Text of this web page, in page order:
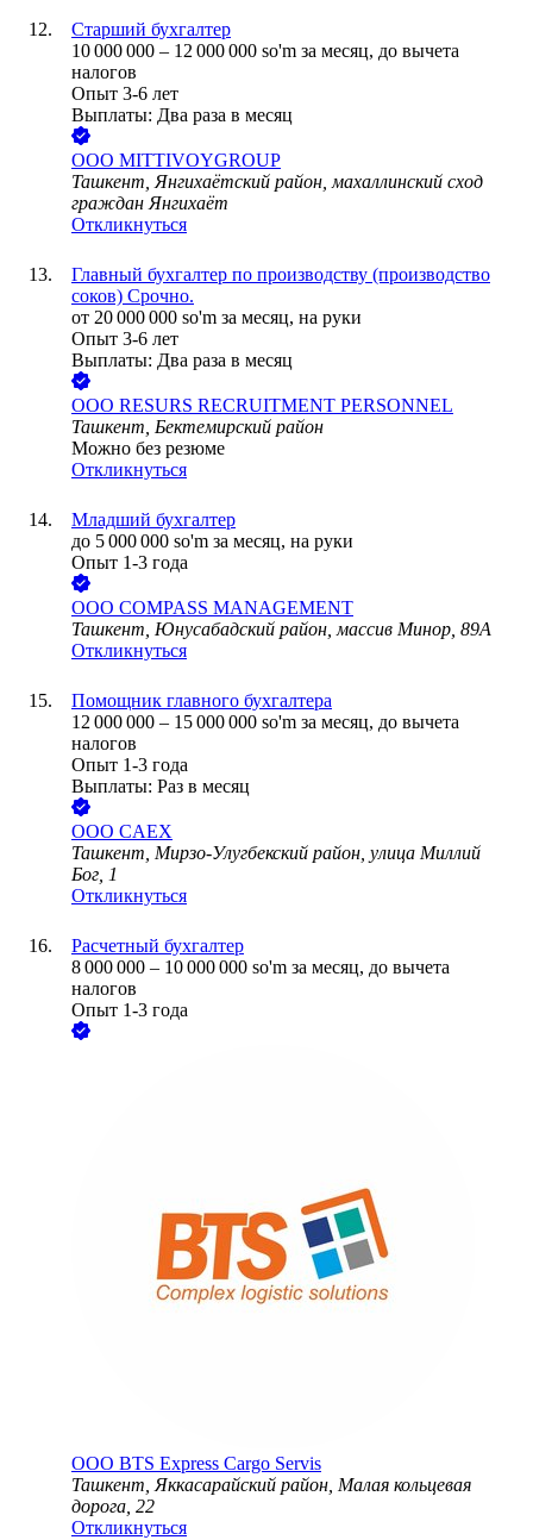
Старший бухгалтер
10 000 000 – 12 000 000 so'm за месяц, до вычета
налогов
Опыт 3-6 лет
Выплаты: Два раза в месяц
ООО MITTIVOYGROUP
Ташкент, Янгихаётский район, махаллинский сход
граждан Янгихаёт
Откликнуться
Главный бухгалтер по производству (производство
соков) Срочно.
от 20 000 000 so'm за месяц, на руки
Опыт 3-6 лет
Выплаты: Два раза в месяц
ООО RESURS RECRUITMENT PERSONNEL
Ташкент, Бектемирский район
Можно без резюме
Откликнуться
Младший бухгалтер
до 5 000 000 so'm за месяц, на руки
Опыт 1-3 года
ООО СOMPASS MANAGEMENT
Ташкент, Юнусабадский район, массив Минор, 89А
Откликнуться
Помощник главного бухгалтера
12 000 000 – 15 000 000 so'm за месяц, до вычета
налогов
Опыт 1-3 года
Выплаты: Раз в месяц
ООО CAEX
Ташкент, Мирзо-Улугбекский район, улица Миллий
Бог, 1
Откликнуться
Расчетный бухгалтер
8 000 000 – 10 000 000 so'm за месяц, до вычета
налогов
Опыт 1-3 года
ООО BTS Express Cargo Servis
Ташкент, Яккасарайский район, Малая кольцевая
дорога, 22
Откликнуться